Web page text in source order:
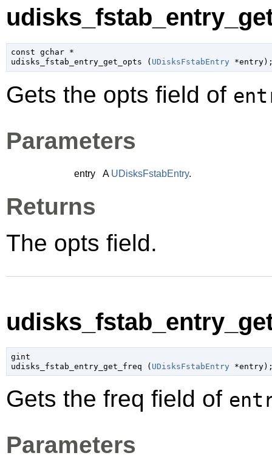
const gchar *
udisks_fstab_entry_get_opts ( UDisksFstabEntry *entry
Gets the opts field of
Parameters
entry A UDisksFstabEntry.
Returns
The opts field.
gint
udisks_fstab_entry_get_freq ( UDisksFstabEntry *entry
Gets the freq field of
Parameters